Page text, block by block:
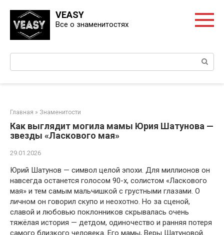
контенту
VEASY
Все о знаменитостях
Главная » Знаменитости
Как выглядит могила мамы Юрия Шатунова —
звезды «Ласкового мая»
29.01.2026
Юрий Шатунов — символ целой эпохи. Для миллионов он
навсегда останется голосом 90-х, солистом «Ласкового
мая» и тем самым мальчишкой с грустными глазами. О
личном он говорил скупо и неохотно. Но за сценой,
славой и любовью поклонников скрывалась очень
тяжёлая история — детдом, одиночество и ранняя потеря
самого близкого человека. Его мамы, Веры Шатуновой.